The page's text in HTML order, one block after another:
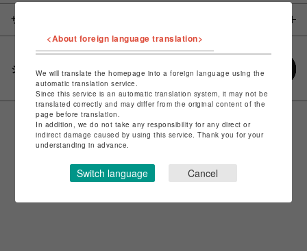
サイズ
シェアする
<About foreign language translation>
We will translate the homepage into a foreign language using the
automatic translation service.
Since this service is an automatic translation system, it may not be
translated correctly and may differ from the original content of the
page before translation.
In addition, we do not take any responsibility for any direct or
indirect damage caused by using this service. Thank you for your
understanding in advance.
Switch language Cancel